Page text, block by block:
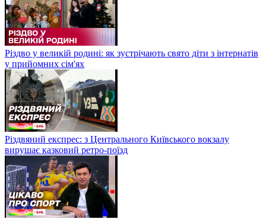
Різдво у великій родині: як зустрічають свято діти з інтернатів
у прийомних сім'ях
Різдвяний експрес: з Центрального Київського вокзалу
вирушає казковий ретро-поїзд